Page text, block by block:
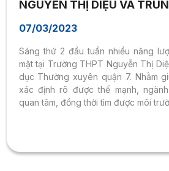
NGUYỄN THỊ DIỆU VÀ
07/03/2023
Sáng thứ 2 đầu tuần nhiều năng
mặt tại Trường THPT Nguyễn Thị
dục Thường xuyên quận 7. Nhằm
xác định rõ được thế mạnh,
quan tâm, đồng thời tìm được môi
GD&ĐT TPHCM tổ chức chuỗi
năng nghề nghiệp cho học sinh
“Công nghệ thông tin và cơ hội trở